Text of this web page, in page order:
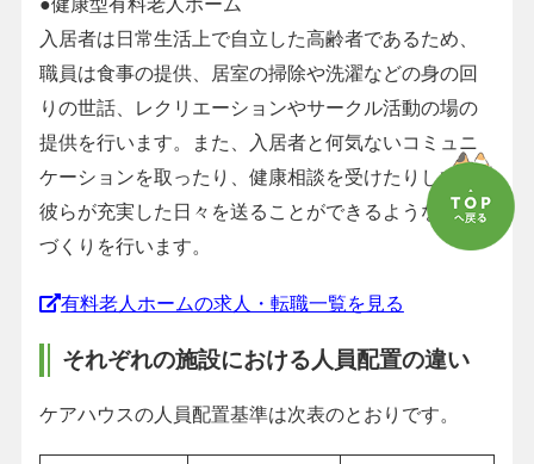
入居者は日常生活上で自立した高齢者であるため、
職員は食事の提供、居室の掃除や洗濯などの身の回
りの世話、レクリエーションやサークル活動の場の
提供を行います。また、入居者と何気ないコミュニ
ケーションを取ったり、健康相談を受けたりして、
彼らが充実した日々を送ることができるような環境
づくりを行います。
有料老人ホームの求人・転職一覧を見る
それぞれの施設における人員配置の違い
ケアハウスの人員配置基準は次表のとおりです。